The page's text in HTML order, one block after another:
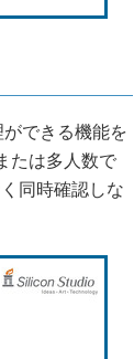
できる機能を
たは多人数で
同時確認しな